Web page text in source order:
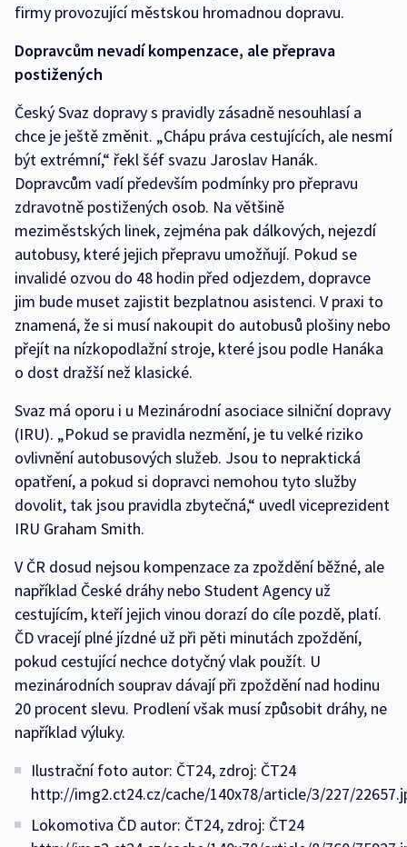
firmy provozující městskou hromadnou dopravu.
Dopravcům nevadí kompenzace, ale přeprava
postižených
Český Svaz dopravy s pravidly zásadně nesouhlasí a
chce je ještě změnit. „Chápu práva cestujících, ale nesmí
být extrémní,“ řekl šéf svazu Jaroslav Hanák.
Dopravcům vadí především podmínky pro přepravu
zdravotně postižených osob. Na většině
meziměstských linek, zejména pak dálkových, nejezdí
autobusy, které jejich přepravu umožňují. Pokud se
invalidé ozvou do 48 hodin před odjezdem, dopravce
jim bude muset zajistit bezplatnou asistenci. V praxi to
znamená, že si musí nakoupit do autobusů plošiny nebo
přejít na nízkopodlažní stroje, které jsou podle Hanáka
o dost dražší než klasické.
Svaz má oporu i u Mezinárodní asociace silniční dopravy
(IRU). „Pokud se pravidla nezmění, je tu velké riziko
ovlivnění autobusových služeb. Jsou to nepraktická
opatření, a pokud si dopravci nemohou tyto služby
dovolit, tak jsou pravidla zbytečná,“ uvedl viceprezident
IRU Graham Smith.
V ČR dosud nejsou kompenzace za zpoždění běžné, ale
například České dráhy nebo Student Agency už
cestujícím, kteří jejich vinou dorazí do cíle pozdě, platí.
ČD vracejí plné jízdné už při pěti minutách zpoždění,
pokud cestující nechce dotyčný vlak použít. U
mezinárodních souprav dávají při zpoždění nad hodinu
20 procent slevu. Prodlení však musí způsobit dráhy, ne
například výluky.
Ilustrační foto autor: ČT24, zdroj: ČT24
http://img2.ct24.cz/cache/140x78/article/3/227/
Lokomotiva ČD autor: ČT24, zdroj: ČT24